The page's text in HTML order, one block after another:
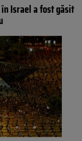
Israel a fost găsit